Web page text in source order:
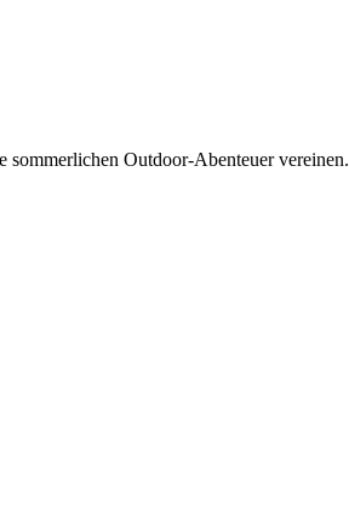
Outdoor-Abenteuer vereinen.